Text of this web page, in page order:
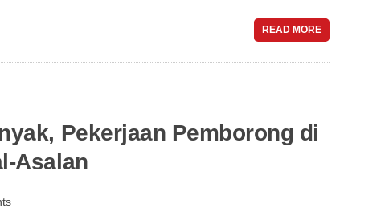
READ MORE
Pekerjaan Pemborong di
Asalan